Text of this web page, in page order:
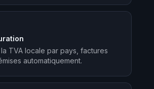
TVA locale par pays, factures
automatiquement.